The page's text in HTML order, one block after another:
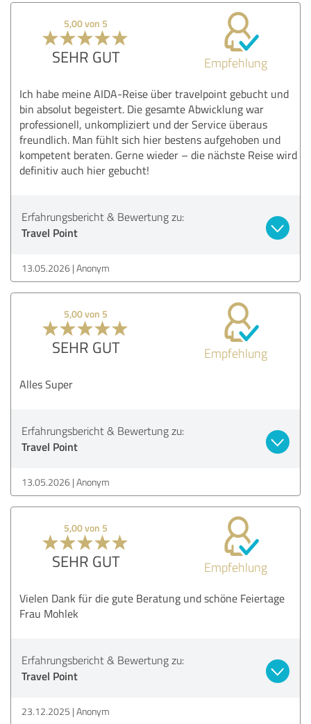
5,00 von 5
SEHR GUT Empfehlung
Ich habe meine AIDA-Reise über travelpoint gebucht und
bin absolut begeistert. Die gesamte Abwicklung war
professionell, unkompliziert und der Service überaus
freundlich. Man fühlt sich hier bestens aufgehoben und
kompetent beraten. Gerne wieder – die nächste Reise wird
definitiv auch hier gebucht!
Erfahrungsbericht & Bewertung zu:
Travel Point
13.05.2026 Anonym
5,00 von 5
SEHR GUT Empfehlung
Alles Super
Erfahrungsbericht & Bewertung zu:
Travel Point
13.05.2026 Anonym
5,00 von 5
SEHR GUT Empfehlung
Vielen Dank für die gute Beratung und schöne Feiertage
Frau Mohlek
Erfahrungsbericht & Bewertung zu:
Travel Point
23.12.2025 Anonym